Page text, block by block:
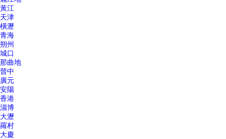
黃江
天津
橫瀝
青海
朔州
城口
那曲地
晉中
廣元
安陽
香港
淄博
大瀝
羅村
大慶